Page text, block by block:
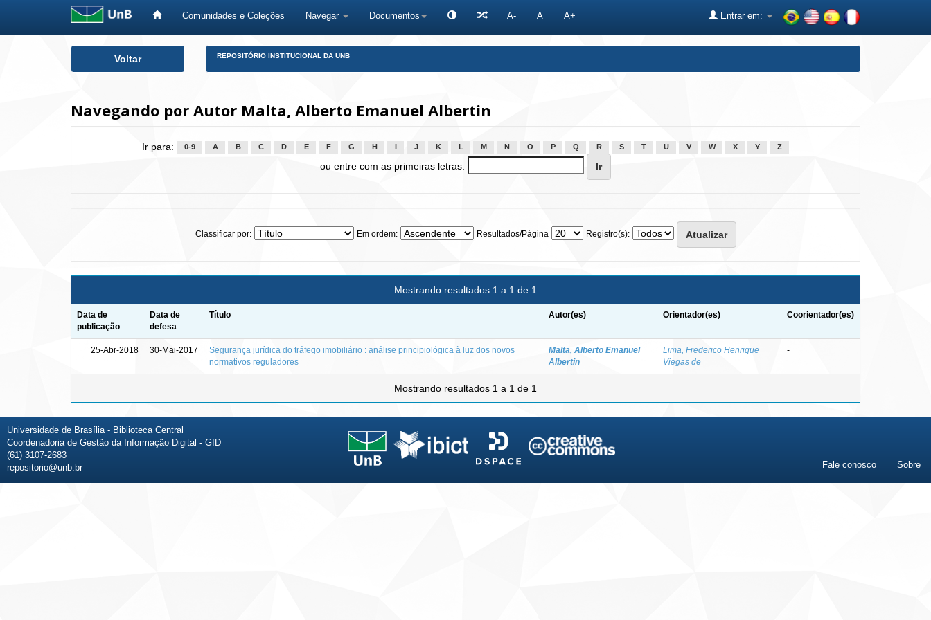
Comunidades e Coleções Navegar Documentos A- A A+ Entrar em:
Voltar REPOSITÓRIO INSTITUCIONAL DA UNB
Navegando por Autor Malta, Alberto Emanuel Albertin
Ir para: 0-9 A B C D E F G H J K L M N O P Q R S T U V W X Y Z
ou entre com as primeiras letras:
Classificar por: Em ordem: Resultados/Página Registro(s):
Mostrando resultados 1 a 1 de 1
Data de
publicação
Data de
defesa
Título Autor(es) Orientador(es) Coorientador(es)
25-Abr-2018 30-Mai-2017
Segurança jurídica do tráfego imobiliário : análise principiológica à luz dos novos
normativos reguladores
Malta, Alberto Emanuel
Albertin
Lima, Frederico Henrique
Viegas de
-
Mostrando resultados 1 a 1 de 1
Universidade de Brasília - Biblioteca Central
Coordenadoria de Gestão da Informação Digital - GID
(61) 3107-2683
repositorio@unb.br
Fale conosco Sobre